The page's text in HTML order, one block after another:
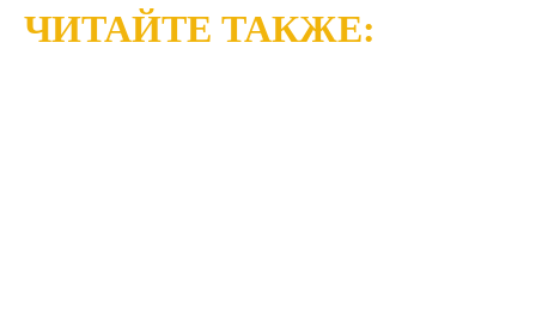
ЧИТАЙТЕ ТАКЖЕ: